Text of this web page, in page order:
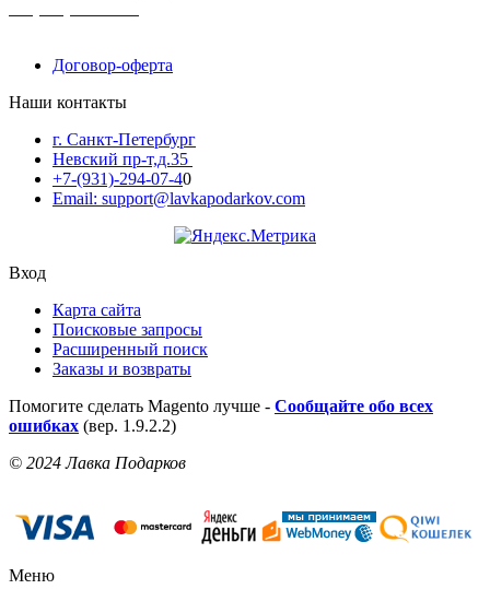
Договор-оферта
Наши контакты
г. Санкт-Петербург
Невский пр-т,д.35
+7-(931)-294-07-40
Email: support@lavkapodarkov.com
Вход
Карта сайта
Поисковые запросы
Расширенный поиск
Заказы и возвраты
Помогите сделать Magento лучше - Сообщайте обо всех
ошибках (вер. 1.9.2.2)
© 2024 Лавка Подарков
Меню